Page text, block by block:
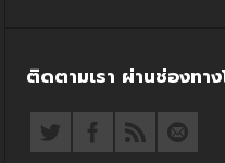
ติดตามเรา ผ่านช่องทา